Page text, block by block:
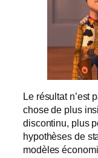
Le résultat n’est
chose de plus
discontinu, plus
hypothèses de
modèles